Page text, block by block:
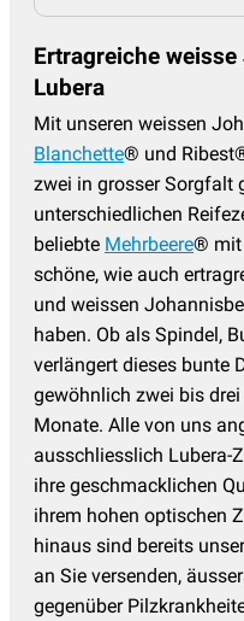
Ertragreiche
Lubera
Mit unseren weissen
Blanchette® und
zwei in grosser Sorgfalt
unterschiedlichen
beliebte Mehrbeere® mit
schöne, wie auch
und weissen
haben. Ob als Spindel,
verlängert dieses bunte
gewöhnlich zwei bis
Monate. Alle von uns
ausschliesslich Lubera-
ihre geschmacklichen
ihrem hohen optischen
hinaus sind bereits
an Sie versenden,
gegenüber